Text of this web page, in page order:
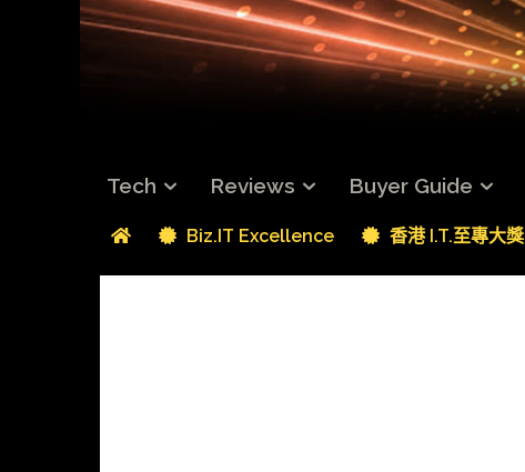
Tech Reviews Buyer Guide
Biz.IT Excellence 香港 I.T.至專大獎